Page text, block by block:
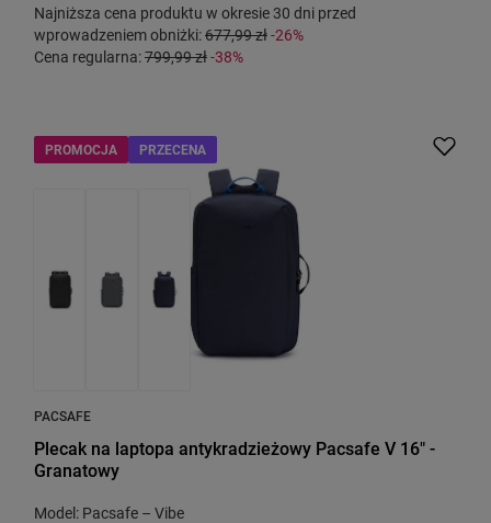
Najniższa cena produktu w okresie 30 dni przed
wprowadzeniem obniżki:677,99 zł-26%
Cena regularna:799,99 zł-38%
PROMOCJA PRZECENA
PACSAFE
Plecak na laptopa antykradzieżowy Pacsafe V 16" -
Granatowy
Model: Pacsafe – Vibe